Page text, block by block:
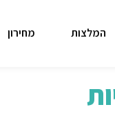
המלצות מחירון